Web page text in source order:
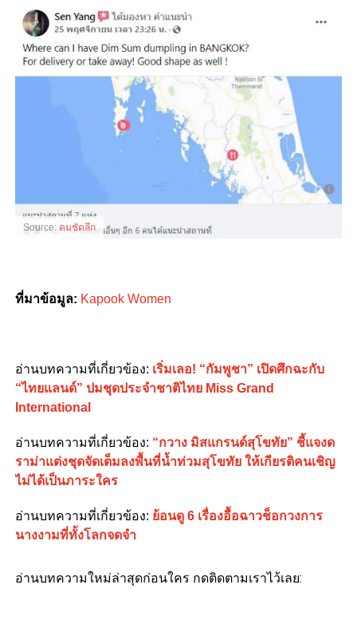
Source: คมชัดลึก
ที่มาข้อมูล: Kapook Women
อ่านบทความที่เกี่ยวข้อง: เริ่มเลอ! “กัมพูชา” เปิดศึกฉะกับ
“ไทยแลนด์” ปมชุดประจำชาติไทย Miss Grand
International
อ่านบทความที่เกี่ยวข้อง: “กวาง มิสแกรนด์สุโขทัย” ชี้แจงด
ราม่าแต่งชุดจัดเต็มลงพื้นที่น้ำท่วมสุโขทัย ให้เกียรติคนเชิญ
ไม่ได้เป็นภาระใคร
อ่านบทความที่เกี่ยวข้อง: ย้อนดู 6 เรื่องอื้อฉาวช็อกวงการ
นางงามที่ทั้งโลกจดจำ
อ่านบทความใหม่ล่าสุดก่อนใคร กดติดตามเราไว้เลย: